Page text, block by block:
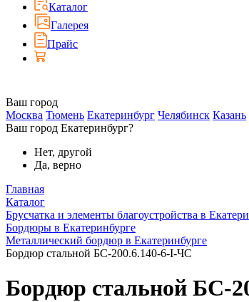
Каталог
Галерея
Прайс
Ваш город
Москва Тюмень Екатеринбург Челябинск Казань
Ваш город Екатеринбург?
Нет, другой
Да, верно
Главная
Каталог
Брусчатка и элементы благоустройства в
Бордюры в Екатеринбурге
Металлический бордюр в Екатеринбурге
Бордюр стальной БС-200.6.140-6-I-ЧС
Бордюр стальной БС-